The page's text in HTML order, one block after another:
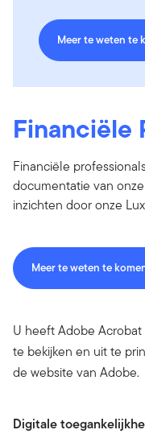
Meer te weten te
Financiële
Financiële
documentatie van
inzichten door onze
Meer te weten te
U heeft Adobe
te bekijken en uit te
de website van Adobe.
Digitale